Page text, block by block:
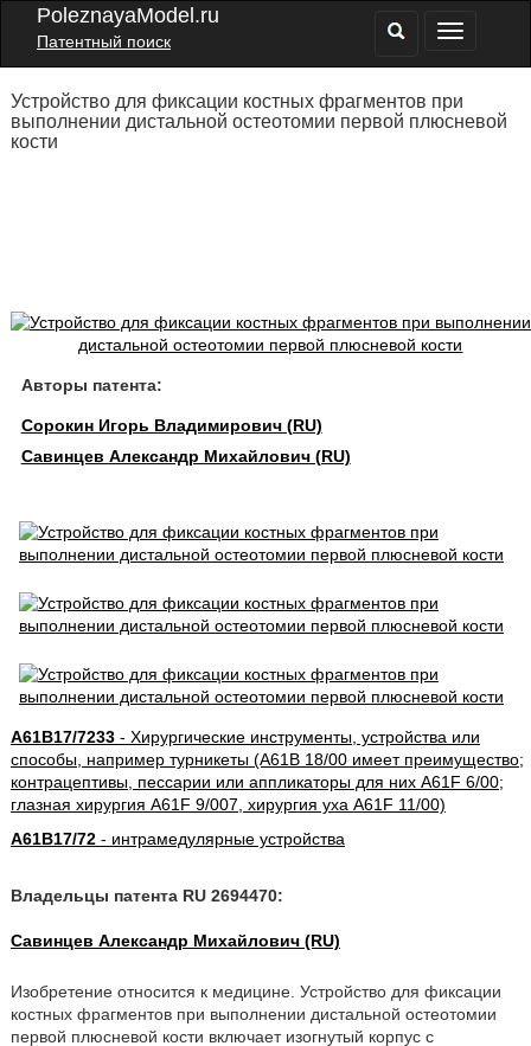
PoleznayaModel.ru
Патентный поиск
Устройство для фиксации костных фрагментов при
выполнении дистальной остеотомии первой плюсневой
кости
Авторы патента:
Сорокин Игорь Владимирович (RU)
Савинцев Александр Михайлович (RU)
A61B17/7233- Хирургические инструменты, устройства или
способы, например турникеты (A61B 18/00 имеет преимущество;
контрацептивы, пессарии или аппликаторы для них A61F 6/00;
глазная хирургия A61F 9/007, хирургия уха A61F 11/00)
A61B17/72- интрамедулярные устройства
Владельцы патента RU 2694470:
Савинцев Александр Михайлович (RU)
Изобретение относится к медицине. Устройство для фиксации
костных фрагментов при выполнении дистальной остеотомии
первой плюсневой кости включает изогнутый корпус с